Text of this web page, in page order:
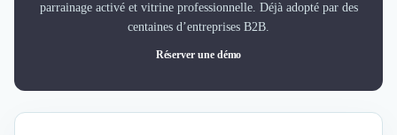
parrainage activé et vitrine professionnelle. Déjà adopté par des
centaines d’entreprises B2B.
Réserver une démo